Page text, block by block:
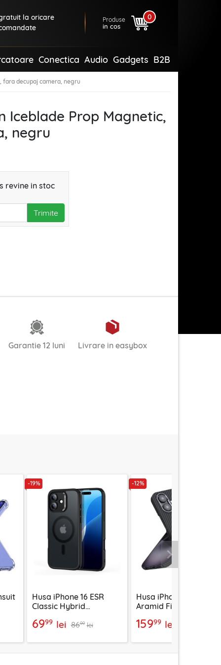
la oricare
Produse
in cos
0
Conectica Audio Gadgets B2B
fara decupaj camera, negru
Iceblade Prop Magnetic,
negru
revine in stoc
Trimite
Garantie 12 luni Livrare in easybox
-19%
Husa iPhone 16 ESR
Classic Hybrid
6999 lei 8699 lei
-12%
Husa iPhone 16
Aramid Fiber
15999 lei